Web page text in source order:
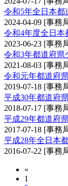
令和5年全日本都
2024-04-09 [事務
令和4年度全日本
2023-06-23 [事務
令和3年都道府県
2021-08-03 [事務
令和元年都道府
2019-07-18 [事務
平成30年都道府
2018-07-17 [事務
平成29年都道府
2017-07-18 [事務
平成28年全日本
2016-07-22 [事務
«
1